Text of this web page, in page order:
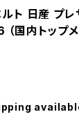
ト 日産 プ
国内トップ